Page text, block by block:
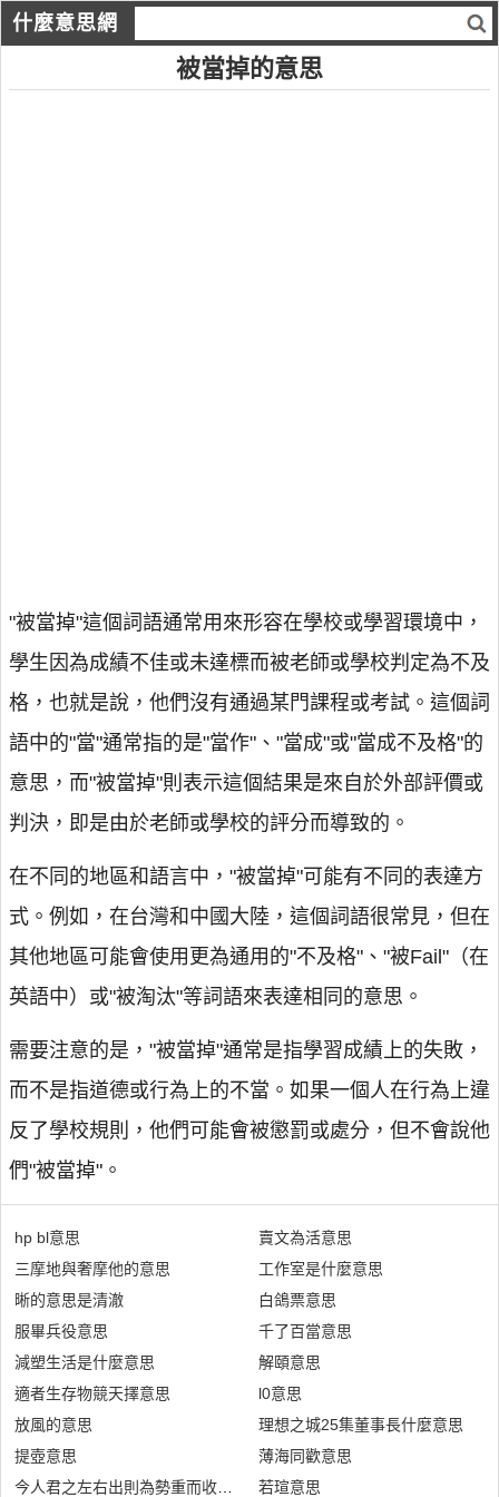
什麼意思網
被當掉的意思
"被當掉"這個詞語通常用來形容在學校或學習環境中，
學生因為成績不佳或未達標而被老師或學校判定為不及
格，也就是說，他們沒有通過某門課程或考試。這個詞
語中的"當"通常指的是"當作"、"當成"或"當成不及格"的
意思，而"被當掉"則表示這個結果是來自於外部評價或
判決，即是由於老師或學校的評分而導致的。
在不同的地區和語言中，"被當掉"可能有不同的表達方
式。例如，在台灣和中國大陸，這個詞語很常見，但在
其他地區可能會使用更為通用的"不及格"、"被Fail"（在
英語中）或"被淘汰"等詞語來表達相同的意思。
需要注意的是，"被當掉"通常是指學習成績上的失敗，
而不是指道德或行為上的不當。如果一個人在行為上違
反了學校規則，他們可能會被懲罰或處分，但不會說他
們"被當掉"。
hp bl意思
三摩地與奢摩他的意思
晰的意思是清澈
服畢兵役意思
減塑生活是什麼意思
適者生存物競天擇意思
放風的意思
提壺意思
今人君之左右出則為勢重而收利於民意思
賣文為活意思
工作室是什麼意思
白鴿票意思
千了百當意思
解頤意思
l0意思
理想之城25集董事長什麼意思
薄海同歡意思
若瑄意思